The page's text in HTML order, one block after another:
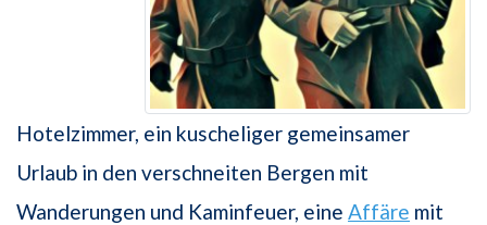
Hotelzimmer, ein kuscheliger gemeinsamer
Urlaub in den verschneiten Bergen mit
Wanderungen und Kaminfeuer, eine Affäre mit